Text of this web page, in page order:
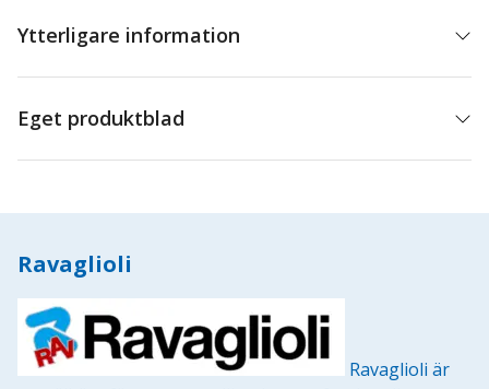
Ytterligare information
Eget produktblad
Ravaglioli
Ravaglioli är